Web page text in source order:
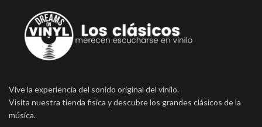
Vive la experiencia del sonido original del vinilo.
Visita nuestra tienda fisica y descubre los grandes clásicos de la
música.